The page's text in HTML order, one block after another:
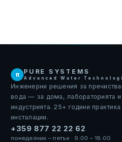
π PURE SYSTEMS
Advanced Water
Инженерни решения за
вода — за дома, лабораторията и
индустрията. 25+ години
инсталации.
+359 877 22 22 62
понеделник – петък · 9:00 – 18:00